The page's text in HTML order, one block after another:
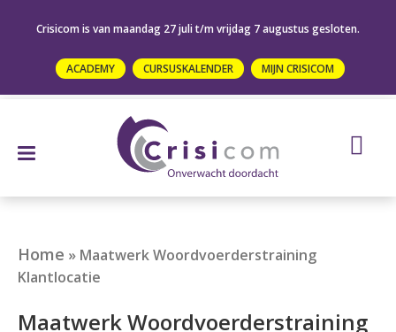
Crisicom is van maandag 27 juli t/m vrijdag 7 augustus gesloten.
ACADEMY CURSUSKALENDER MIJN CRISICOM
Home » Maatwerk Woordvoerderstraining
Klantlocatie
Maatwerk Woordvoerderstraining